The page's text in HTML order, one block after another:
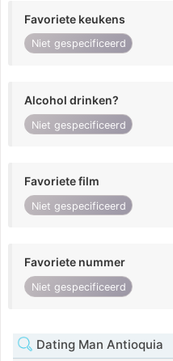
Favoriete keukens
Niet gespecificeerd
Alcohol drinken?
Niet gespecificeerd
Favoriete film
Niet gespecificeerd
Favoriete nummer
Niet gespecificeerd
Dating Man Antioquia